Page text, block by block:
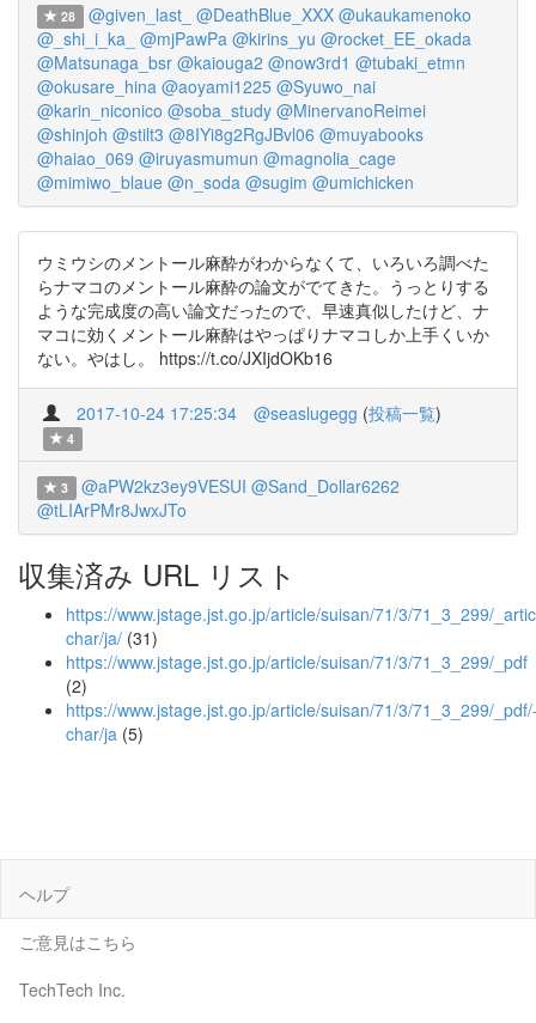
28 @given_last_ @DeathBlue_XXX @ukaukamenoko
@_shi_i_ka_ @mjPawPa @kirins_yu @rocket_EE_okada
@Matsunaga_bsr @kaiouga2 @now3rd1 @tubaki_etmn
@okusare_hina @aoyami1225 @Syuwo_nai
@karin_niconico @soba_study @MinervanoReimei
@shinjoh @stilt3 @8IYi8g2RgJBvl06 @muyabooks
@haiao_069 @iruyasmumun @magnolia_cage
@mimiwo_blaue @n_soda @sugim @umichicken
ウミウシのメントール麻酔がわからなくて、いろいろ調べた
らナマコのメントール麻酔の論文がでてきた。うっとりする
ような完成度の高い論文だったので、早速真似したけど、ナ
マコに効くメントール麻酔はやっぱりナマコしか上手くいか
ない。やはし。 https://t.co/JXIjdOKb16
2017-10-24 17:25:34 @seaslugegg (投稿一覧)
4
3 @aPW2kz3ey9VESUI @Sand_Dollar6262
@tLIArPMr8JwxJTo
収集済み URL リスト
https://www.jstage.jst.go.jp/article/suisan/71/3/71_3_299/
char/ja/ (31)
https://www.jstage.jst.go.jp/article/suisan/71/3/71_3_299/_pdf
(2)
https://www.jstage.jst.go.jp/article/suisan/71/3/71_3_299/
char/ja (5)
ヘルプ
ご意見はこちら
TechTech Inc.